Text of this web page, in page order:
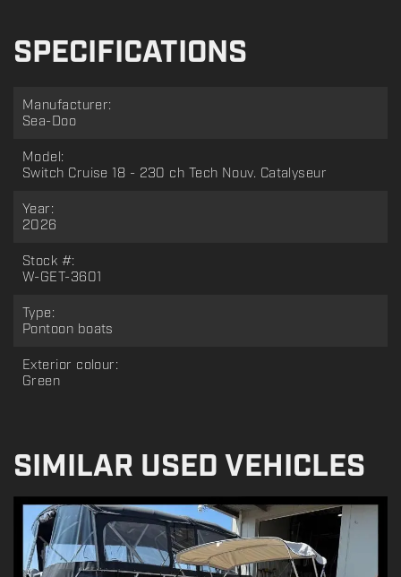
SPECIFICATIONS
Manufacturer:
Sea-Doo
Model:
Switch Cruise 18 - 230 ch Tech Nouv. Catalyseur
Year:
2026
Stock #:
W-GET-3601
Type:
Pontoon boats
Exterior colour:
Green
SIMILAR USED VEHICLES